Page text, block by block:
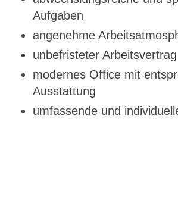
Aufgaben
angenehme
unbefristeter Arbeitsvertrag
modernes Office mit
Ausstattung
umfassende und